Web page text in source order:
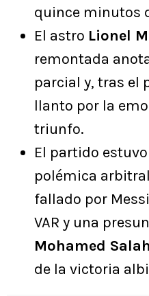
quince minutos
El astro Lionel
remontada
parcial y, tras el
llanto por la
triunfo.
El partido
polémica
fallado por
VAR y una
Mohamed Salah
de la victoria